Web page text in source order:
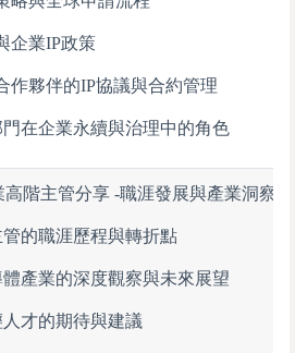
企業IP政策
作夥伴的IP協議與合約管理
在企業永續與治理中的角色
階主管分享 -職涯發展與產業洞察
的職涯歷程與轉折點
產業的深度觀察與未來展望
才的期待與建議